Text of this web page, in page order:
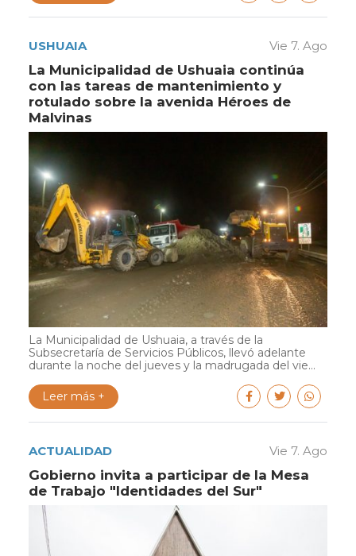
USHUAIA Vie 7. Ago
La Municipalidad de Ushuaia continúa
con las tareas de mantenimiento y
rotulado sobre la avenida Héroes de
Malvinas
La Municipalidad de Ushuaia, a través de la
Subsecretaría de Servicios Públicos, llevó adelante
durante la noche del jueves y la madrugada del vie...
Leer más +
ACTUALIDAD Vie 7. Ago
Gobierno invita a participar de la Mesa
de Trabajo "Identidades del Sur"